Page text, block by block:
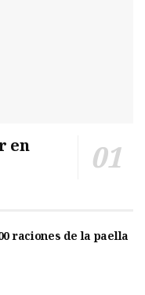
en
raciones de la paella